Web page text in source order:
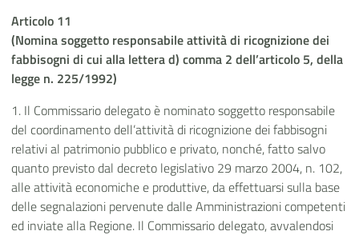
Articolo 11
(Nomina soggetto responsabile attività di ricognizione dei
fabbisogni di cui alla lettera d) comma 2 dell’articolo 5, della
legge n. 225/1992)
1. Il Commissario delegato è nominato soggetto responsabile
del coordinamento dell’attività di ricognizione dei fabbisogni
relativi al patrimonio pubblico e privato, nonché, fatto salvo
quanto previsto dal decreto legislativo 29 marzo 2004, n. 102,
alle attività economiche e produttive, da effettuarsi sulla base
delle segnalazioni pervenute dalle Amministrazioni competenti
ed inviate alla Regione. Il Commissario delegato, avvalendosi